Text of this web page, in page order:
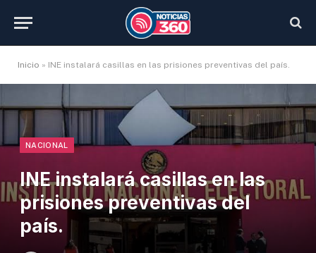
Inicio » INE instalará casillas en las prisiones preventivas del país.
NACIONAL
INE instalará casillas en las
prisiones preventivas del
país.